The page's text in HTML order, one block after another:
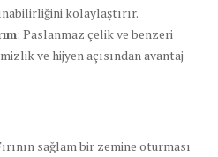
kolaylaştırır.
: Paslanmaz çelik ve benzeri
ve hijyen açısından avantaj
sağlam bir zemine oturması